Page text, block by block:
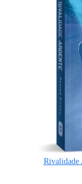
Rivalidade